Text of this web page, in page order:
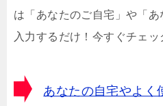
は「あなたのご自宅」や「
入力するだけ！今すぐチェッ
あなたの自宅やよく